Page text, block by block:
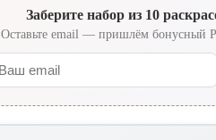
Заберите набор из 10
Оставьте email — пришлём бонусный